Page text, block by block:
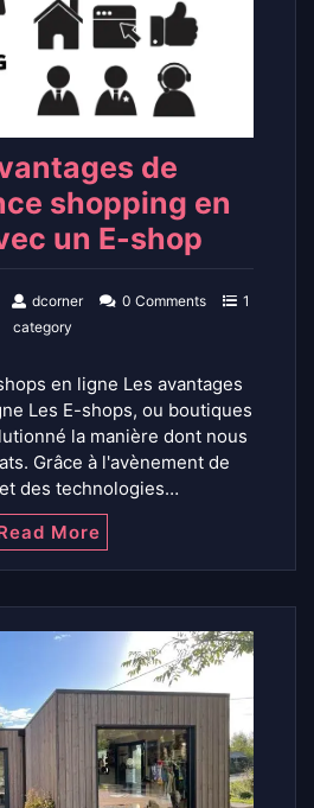
de
shopping en
un E-shop
dcorner 0 Comments
1
category
en ligne Les avantages
Les E-shops, ou boutiques
la manière dont nous
Grâce à l'avènement de
des technologies…
More